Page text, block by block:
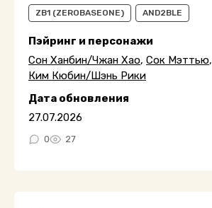
ZB1 (ZEROBASEONE) AND2BLE
Пэйринг и персонажи
Сон Ханбин/Чжан Хао, Сок Мэттью,
Ким Кюбин/Шэнь Рики
Дата обновления
27.07.2026
0 27